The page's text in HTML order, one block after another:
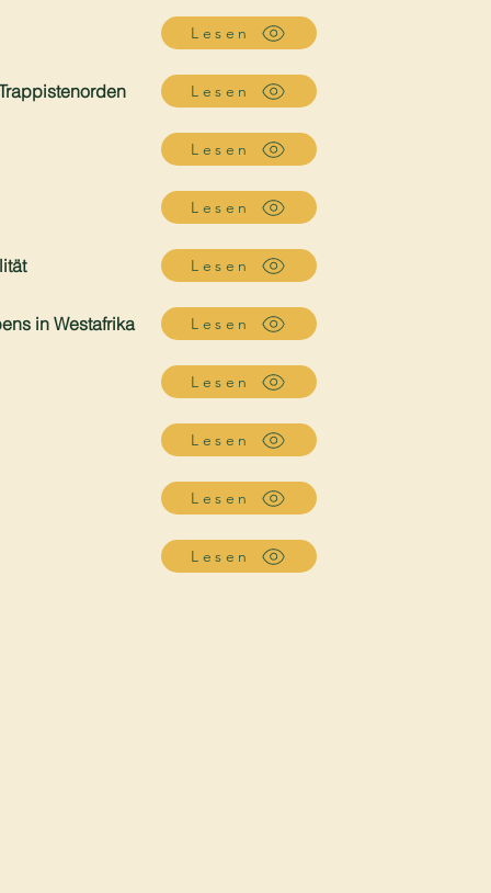
Lesen
Lesen
Lesen
Lesen
Lesen
in Westafrika Lesen
Lesen
Lesen
Lesen
Lesen